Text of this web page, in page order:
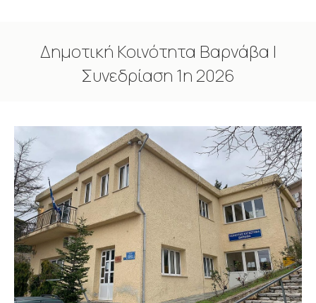
Δημοτική Κοινότητα Βαρνάβα |
Συνεδρίαση 1η 2026